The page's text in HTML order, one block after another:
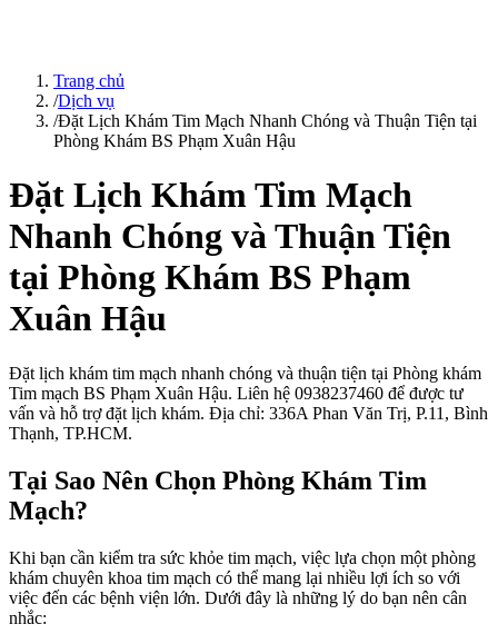
Trang chủ
/Dịch vụ
/Đặt Lịch Khám Tim Mạch Nhanh Chóng và Thuận Tiện tại
Phòng Khám BS Phạm Xuân Hậu
Đặt Lịch Khám Tim Mạch
Nhanh Chóng và Thuận Tiện
tại Phòng Khám BS Phạm
Xuân Hậu
Đặt lịch khám tim mạch nhanh chóng và thuận tiện tại Phòng khám
Tim mạch BS Phạm Xuân Hậu. Liên hệ 0938237460 để được tư
vấn và hỗ trợ đặt lịch khám. Địa chỉ: 336A Phan Văn Trị, P.11, Bình
Thạnh, TP.HCM.
Tại Sao Nên Chọn Phòng Khám Tim
Mạch?
Khi bạn cần kiểm tra sức khỏe tim mạch, việc lựa chọn một phòng
khám chuyên khoa tim mạch có thể mang lại nhiều lợi ích so với
việc đến các bệnh viện lớn. Dưới đây là những lý do bạn nên cân
nhắc: